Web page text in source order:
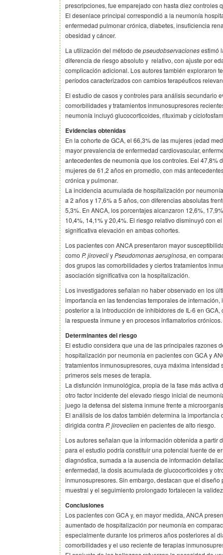
prescripciones, fue emparejado con hasta diez controles
El desenlace principal correspondió a la neumonía
enfermedad pulmonar crónica, diabetes, insuficiencia
obesidad y cáncer.
La utilización del método de pseudobservacionesestimó
diferencia de riesgo absoluto y relativo, con ajuste por
complicación adicional. Los autores también exploraron
períodos caracterizados con cambios terapéuticos
El estudio de casos y controles para análisis secundario
comorbilidades y tratamientos inmunosupresores
neumonía incluyó glucocorticoides, rituximab y
Evidencias obtenidas
En la cohorte de GCA, el 66,3% de las mujeres (edad
mayor prevalencia de enfermedad cardiovascular,
antecedentes de neumonía que los controles. Eel 47,8%
mujeres de 61,2 años en promedio, con más
crónica y pulmonar.
La incidencia acumulada de hospitalización por
a 2 años y 17,6% a 5 años, con diferencias absolutas
5,3%. En ANCA, los porcentajes alcanzaron 12,6%,
10,4%, 14,1% y 20,4%. El riesgo relativo disminuyó con
significativa elevación en ambas cohortes.
Los pacientes con ANCA presentaron mayor
como P. jiroveciiyPseudomonas aeruginosa, en
dos grupos las comorbilidades y ciertos tratamientos
asociación significativa con la hospitalización.
Los investigadores señalan no haber observado en los
importancia en las tendencias temporales de
posterior a la introducción de inhibidores de IL-6 en
la respuesta inmune y en procesos inflamatorios crónicos.
Determinantes del riesgo
El estudio considera que una de las principales razones
hospitalización por neumonía en pacientes con GCA y
tratamientos inmunosupresores, cuya máxima intensidad
primeros seis meses de terapia.
La disfunción inmunológica, propia de la fase más activa
otro factor incidente del elevado riesgo inicial de
juego la defensa del sistema inmune frente a
El análisis de los datos también determina la importancia
dirigida contra P. jiroveciienen pacientes de alto riesgo.
Los autores señalan que la información obtenida a partir
para el estudio podría constituir una potencial fuente de
diagnóstica, sumada a la ausencia de información
enfermedad, la dosis acumulada de glucocorticoides y
inmunosupresores. Sin embargo, destacan que el
muestral y el seguimiento prolongado fortalecen la
Conclusiones
Los pacientes con GCA y, en mayor medida, ANCA
aumentado de hospitalización por neumonía en
especialmente durante los primeros años posteriores al
comorbilidades y el uso reciente de terapias